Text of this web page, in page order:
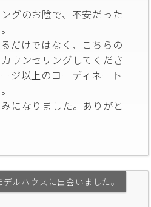
グのお陰で、不安だった
だけではなく、こちらの
ウンセリングしてくださ
ジ以上のコーディネート
になりました。ありがと
ルハウスに出会いました。